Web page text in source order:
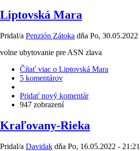
Liptovská Mara
Pridal/a Penzión Zátoka dňa Po, 30.05.2022
volne ubytovanie pre ASN zlava
Čítať viac o Liptovská Mara
5 komentárov
Pridať nový komentár
947 zobrazení
Kraľovany-Rieka
Pridal/a Davidak dňa Po, 16.05.2022 - 21:21